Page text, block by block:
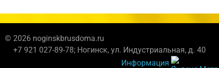
© 2026 noginskbrusdoma.ru
+7 921 027-89-78; Ногинск, ул. Индустриальная, д. 40
Информация